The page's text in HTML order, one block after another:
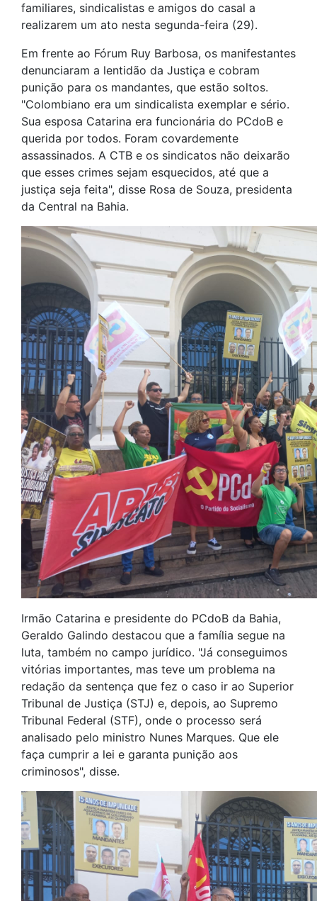
familiares, sindicalistas e amigos do casal a
realizarem um ato nesta segunda-feira (29).
Em frente ao Fórum Ruy Barbosa, os manifestantes
denunciaram a lentidão da Justiça e cobram
punição para os mandantes, que estão soltos.
"Colombiano era um sindicalista exemplar e sério.
Sua esposa Catarina era funcionária do PCdoB e
querida por todos. Foram covardemente
assassinados. A CTB e os sindicatos não deixarão
que esses crimes sejam esquecidos, até que a
justiça seja feita", disse Rosa de Souza, presidenta
da Central na Bahia.
Irmão Catarina e presidente do PCdoB da Bahia,
Geraldo Galindo destacou que a família segue na
luta, também no campo jurídico. "Já conseguimos
vitórias importantes, mas teve um problema na
redação da sentença que fez o caso ir ao Superior
Tribunal de Justiça (STJ) e, depois, ao Supremo
Tribunal Federal (STF), onde o processo será
analisado pelo ministro Nunes Marques. Que ele
faça cumprir a lei e garanta punição aos
criminosos", disse.